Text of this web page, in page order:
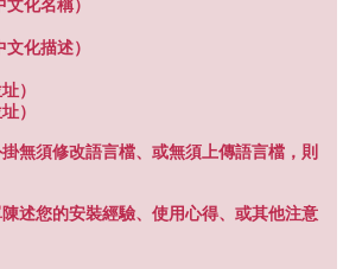
化名稱）
化描述）
）
）
無須修改語言檔、或無須上傳語言檔，則
述您的安裝經驗、使用心得、或其他注意